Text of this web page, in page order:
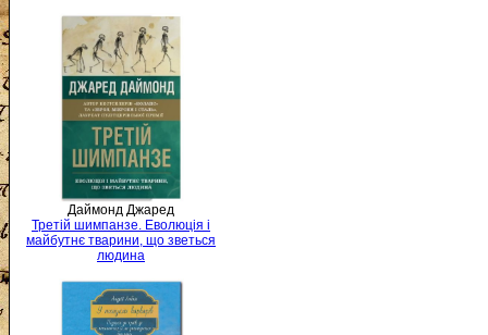
Даймонд Джаред
Третій шимпанзе. Еволюція і
майбутнє тварини, що зветься
людина